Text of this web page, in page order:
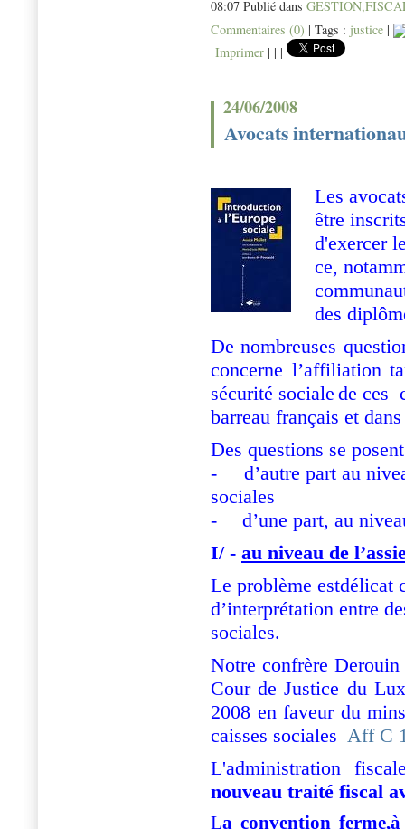
08:07 Publié dans
Commentaires (0) | Tags : justice |
Imprimer | | |
24/06/2008
Avocats
Les
être
d'exercer
ce,
des
De nombreuses
concerne l’affiliation
sécurité sociale de ces
barreau français et
Des questions se posent
-
d’autre part au
sociales
-
d’une part, au
I/ - au niveau de
Le problème
d’interprétation entre
sociales.
Notre confrère
Cour de Justice du
2008 en faveur du
caisses sociales Aff C
L'administration
nouveau traité fiscal
La convention